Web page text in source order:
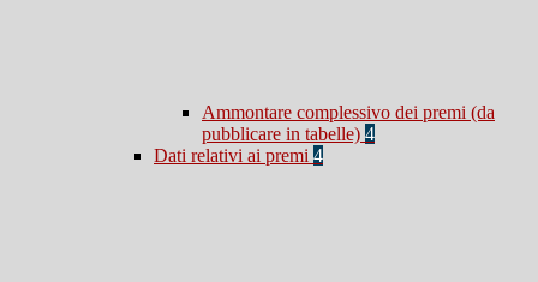
Ammontare complessivo dei premi (da
pubblicare in tabelle) 4
Dati relativi ai premi 4